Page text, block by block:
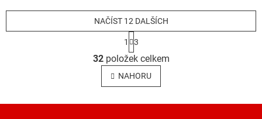
O
v
l
á
NAČÍST 12 DALŠÍCH
t
r
á
n
k
v
1 3
32položek celkem
NAHORU